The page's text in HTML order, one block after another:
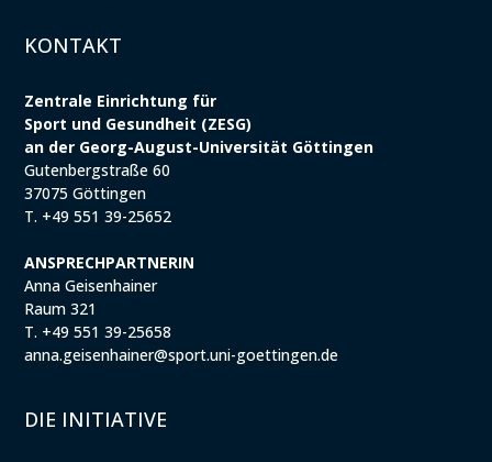
KONTAKT
Zentrale Einrichtung für
Sport und Gesundheit (ZESG)
an der Georg-August-Universität Göttingen
Gutenbergstraße 60
37075 Göttingen
T. +49 551 39-25652
ANSPRECHPARTNERIN
Anna Geisenhainer
Raum 321
T. +49 551 39-25658
anna.geisenhainer@sport.uni-goettingen.de
DIE INITIATIVE